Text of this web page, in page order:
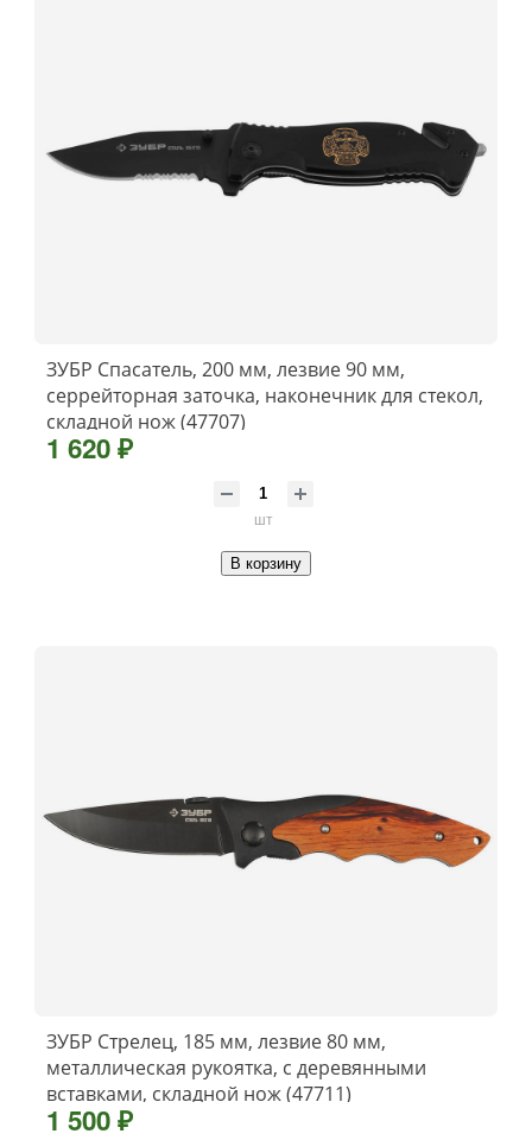
ЗУБР Спасатель, 200 мм, лезвие 90 мм,
серрейторная заточка, наконечник для стекол,
складной нож (47707)
1 620 ₽
шт
В корзину
ЗУБР Стрелец, 185 мм, лезвие 80 мм,
металлическая рукоятка, с деревянными
вставками, складной нож (47711)
1 500 ₽